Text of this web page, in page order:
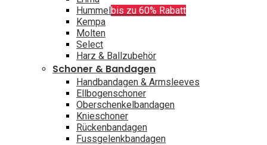
Hummelbis zu 60% Rabatt
Kempa
Molten
Select
Harz & Ballzubehör
Schoner & Bandagen
Handbandagen & Armsleeves
Ellbogenschoner
Oberschenkelbandagen
Knieschoner
Rückenbandagen
Fussgelenkbandagen